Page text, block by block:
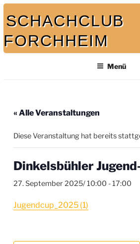
Zum
Inhalt
springen
SCHACHCLUB
FORCHHEIM
Menü
« Alle Veranstaltungen
Diese Veranstaltung hat bereits
Dinkelsbühler
27. September 2025/ 10:00 -17:00
Jugendcup_2025 (1)